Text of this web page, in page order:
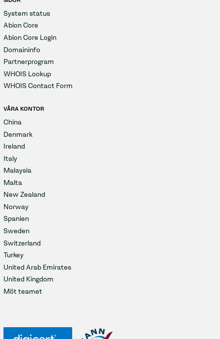
System status
Abion Core
Abion Core Login
Domaininfo
Partnerprogram
WHOIS Lookup
WHOIS Contact Form
VÅRA KONTOR
China
Denmark
Ireland
Italy
Malaysia
Malta
New Zealand
Norway
Spanien
Sweden
Switzerland
Turkey
United Arab Emirates
United Kingdom
Möt teamet